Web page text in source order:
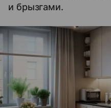
и брызгами.